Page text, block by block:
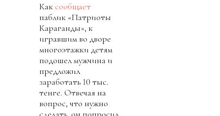
Как сообщает
паблик «Патриоты
Караганды», к
игравшим во дворе
многоэтажки детям
подошел мужчина и
предложил
заработать 10 тыс.
тенге. Отвечая на
вопрос, что нужно
сделать, он попросил